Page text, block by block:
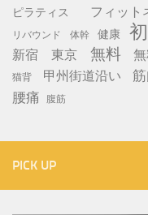
ピラティス フィット
リバウンド 体幹 健康
新宿 東京 無料
猫背
甲州街道沿い
腰痛 腹筋
PICK UP